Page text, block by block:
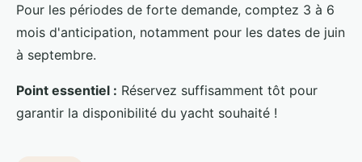
Pour les périodes de forte demande, comptez 3 à 6
mois d'anticipation, notamment pour les dates de juin
à septembre.
Point essentiel : Réservez suffisamment tôt pour
garantir la disponibilité du yacht souhaité !